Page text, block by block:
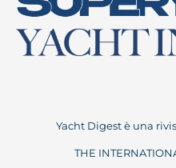
Yacht Digest è una
THE